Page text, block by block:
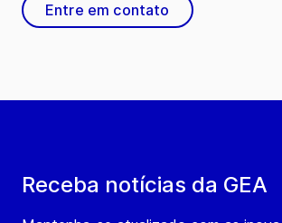
Receba notícias da GEA
Entre em contato